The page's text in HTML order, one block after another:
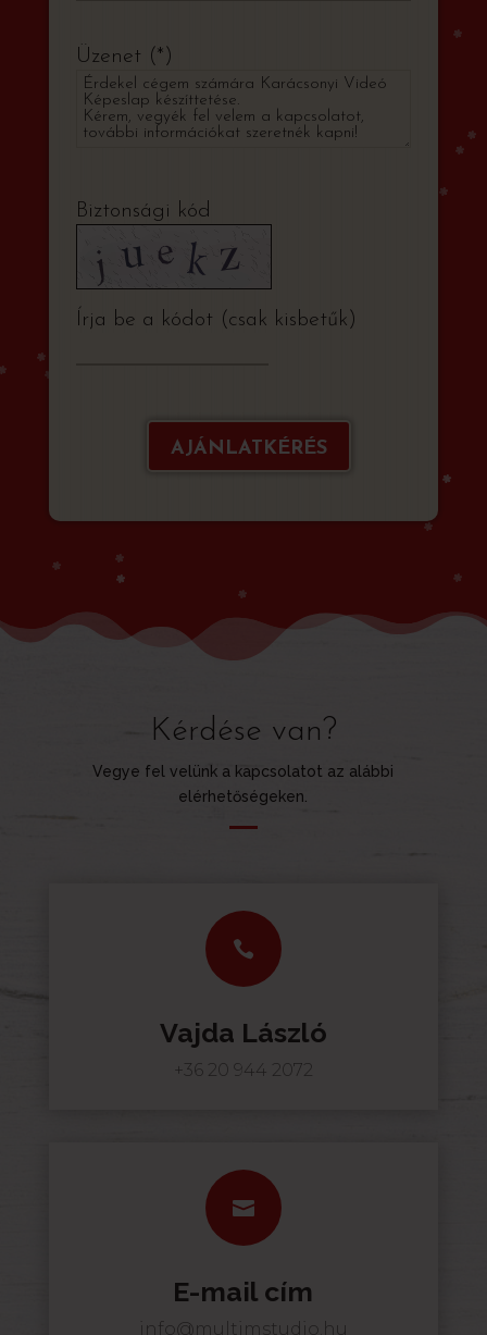
Üzenet *
Biztonsági kód
Írja be a kódot (csak kisbetűk)
AJÁNLATKÉRÉS
Kérdése van?
Vegye fel velünk a kapcsolatot az alábbi
elérhetőségeken.

Vajda László
+36 20 944 2072

E-mail cím
info@multimstudio.hu